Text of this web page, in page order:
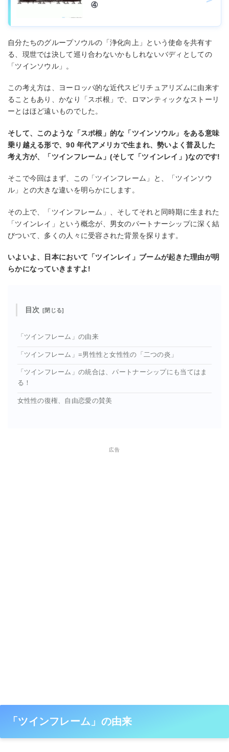
④
自分たちのグループソウルの「浄化向上」という使命を共有す
る、現世では決して巡り合わないかもしれないバディとしての
「ツインソウル」。
この考え方は、ヨーロッパ的な近代スピリチュアリズムに由来す
ることもあり、かなり「スポ根」で、ロマンティックなストーリ
ーとはほど遠いものでした。
そして、このような「スポ根」的な「ツインソウル」をある意味
乗り越える形で、90 年代アメリカで生まれ、勢いよく普及した
考え方が、「ツインフレーム」(そして「ツインレイ」)なのです!
そこで今回はまず、この「ツインフレーム」と、「ツインソウ
ル」との大きな違いを明らかにします。
その上で、「ツインフレーム」、そしてそれと同時期に生まれた
「ツインレイ」という概念が、男女のパートナーシップに深く結
びついて、多くの人々に受容された背景を探ります。
いよいよ、日本において「ツインレイ」ブームが起きた理由が明
らかになっていきますよ!
目次
「ツインフレーム」の由来
「ツインフレーム」=男性性と女性性の「二つの炎」
「ツインフレーム」の統合は、パートナーシップにも当てはま
る！
⼥性性の復権、⾃由恋愛の賛美
広告
「ツインフレーム」の由来